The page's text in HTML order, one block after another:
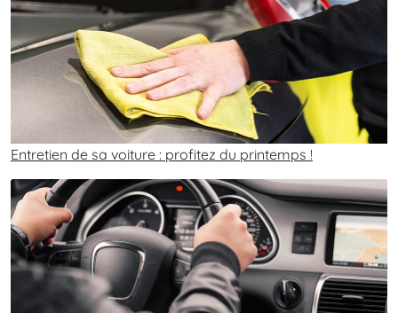
Entretien de sa voiture : profitez du printemps !